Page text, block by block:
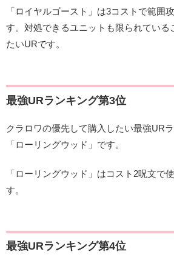
「ロイヤルゴースト」は3コストで範囲
す。対処できるユニットも限られている
たいURです。
最強URランキング第3位
クラロワの優先して購入したい最強UR
「ローリングウッド」です。
「ローリングウッド」はコスト2呪文で
す。
最強URランキング第4位